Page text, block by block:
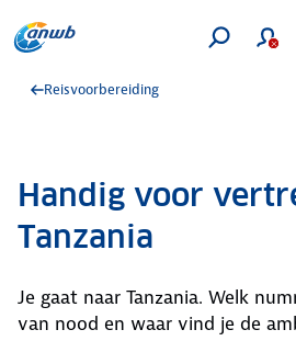
Reisvoorbereiding
Handig voor
Tanzania
Je gaat naar Tanzania. Welk
van nood en waar vind je de